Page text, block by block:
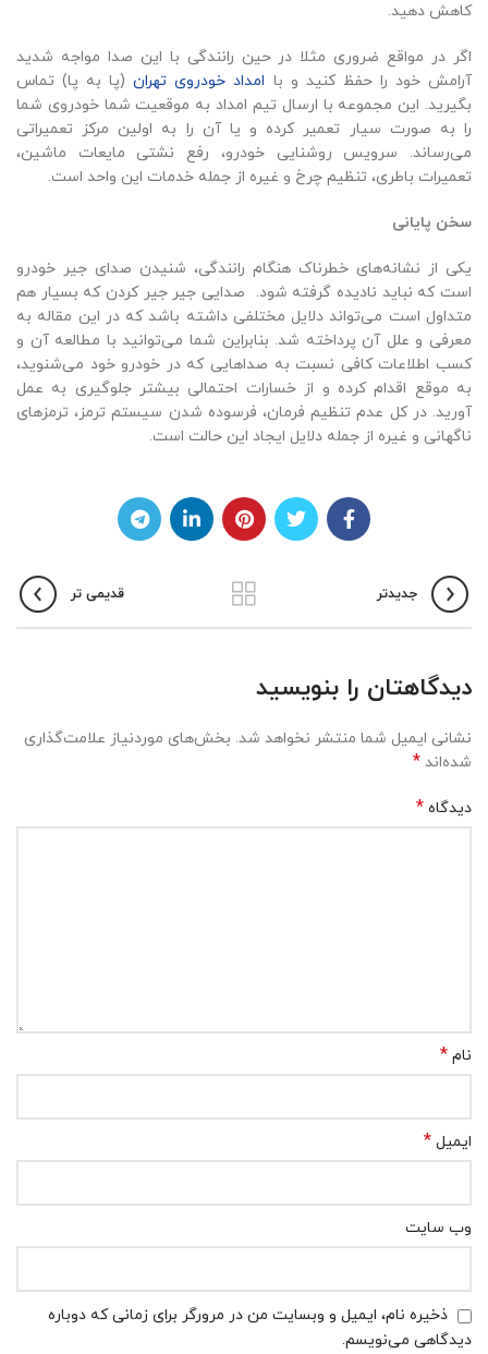
کاهش دهید.
اگر در مواقع ضروری مثلا در حین رانندگی‌ با این صدا مواجه شدید
آرامش خود را حفظ کنید و با امداد خودروی تهران‌(پا به‌ پا) تماس
بگیرید. این مجموعه‌ با ارسال تیم امداد به موقعیت شما خودروی شما
را به صورت سیار تعمیر کرده و یا آن را به اولین مرکز تعمیراتی
می‌رساند. سرویس روشنایی خودرو، رفع نشتی مایعات‌ ماشین،
تعميرات باطری، تنظیم چرخ و غیره از جمله خدمات این واحد است.
سخن پایانی
یکی از نشانه‌های خطرناک هنگام رانندگی، شنیدن صدای جیر خودرو
است که نباید نادیده گرفته شود. صدایی جیر جیر کردن که بسیار هم
متداول است می‌تواند دلایل مختلفی داشته باشد که در این مقاله به
معرفی و علل‌ آن پرداخته شد. بنابراین شما می‌توانید با مطالعه آن و
کسب اطلاعات کافی نسبت به صداهایی که در خودرو خود می‌شنوید،
به موقع اقدام کرده و از خسارات احتمالی بیشتر جلوگیری به عمل
آورید. در کل عدم تنظيم فرمان، فرسوده‌ شدن سیستم ترمز، ترمز‌های
ناگهانی و غیره از جمله دلایل ایجاد این حالت است.
جدیدتر قدیمی تر
دیدگاهتان را بنویسید
نشانی ایمیل شما منتشر نخواهد شد. بخش‌های موردنیاز علامت‌گذاری
شده‌اند *
دیدگاه *
نام *
ایمیل *
وب‌ سایت
ذخیره نام، ایمیل و وبسایت من در مرورگر برای زمانی که دوباره
دیدگاهی می‌نویسم.